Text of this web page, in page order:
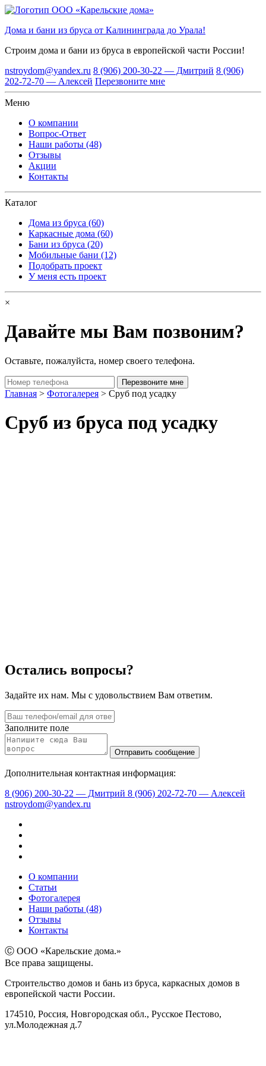
Дома и бани из бруса от Калининграда до Урала!
Строим дома и бани из бруса в европейской части России!
nstroydom@yandex.ru 8 (906) 200-30-22 — Дмитрий 8 (906)
202-72-70 — Алексей Перезвоните мне
Меню
О компании
Вопрос-Ответ
Наши работы (48)
Отзывы
Акции
Контакты
Каталог
Дома из бруса (60)
Каркасные дома (60)
Бани из бруса (20)
Мобильные бани (12)
Подобрать проект
У меня есть проект
×
Давайте мы Вам позвоним?
Оставьте, пожалуйста, номер своего телефона.
Главная > Фотогалерея > Сруб под усадку
Сруб из бруса под усадку
Остались вопросы?
Задайте их нам. Мы с удовольствием Вам ответим.
Заполните поле
Дополнительная контактная информация:
8 (906) 200-30-22 — Дмитрий 8 (906) 202-72-70 — Алексей
nstroydom@yandex.ru
О компании
Статьи
Фотогалерея
Наши работы (48)
Отзывы
Контакты
Ⓒ ООО «Карельские дома.»
Все права защищены.
Строительство домов и бань из бруса, каркасных домов в
европейской части России.
174510, Россия, Новгородская обл., Русское Пестово,
ул.Молодежная д.7